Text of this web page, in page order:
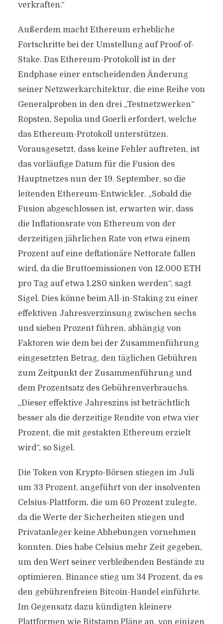
verkraften.“
Außerdem macht Ethereum erhebliche
Fortschritte bei der Umstellung auf Proof-of-
Stake. Das Ethereum-Protokoll ist in der
Endphase einer entscheidenden Änderung
seiner Netzwerkarchitektur, die eine Reihe von
Generalproben in den drei „Testnetzwerken“
Ropsten, Sepolia und Goerli erfordert, welche
das Ethereum-Protokoll unterstützen.
Vorausgesetzt, dass keine Fehler auftreten, ist
das vorläufige Datum für die Fusion des
Hauptnetzes nun der 19. September, so die
leitenden Ethereum-Entwickler. „Sobald die
Fusion abgeschlossen ist, erwarten wir, dass
die Inflationsrate von Ethereum von der
derzeitigen jährlichen Rate von etwa einem
Prozent auf eine deflationäre Nettorate fallen
wird, da die Bruttoemissionen von 12.000 ETH
pro Tag auf etwa 1.280 sinken werden“, sagt
Sigel. Dies könne beim All-in-Staking zu einer
effektiven Jahresverzinsung zwischen sechs
und sieben Prozent führen, abhängig von
Faktoren wie dem bei der Zusammenführung
eingesetzten Betrag, den täglichen Gebühren
zum Zeitpunkt der Zusammenführung und
dem Prozentsatz des Gebührenverbrauchs.
„Dieser effektive Jahreszins ist beträchtlich
besser als die derzeitige Rendite von etwa vier
Prozent, die mit gestakten Ethereum erzielt
wird“, so Sigel.
Die Token von Krypto-Börsen stiegen im Juli
um 33 Prozent, angeführt von der insolventen
Celsius-Plattform, die um 60 Prozent zulegte,
da die Werte der Sicherheiten stiegen und
Privatanleger keine Abhebungen vornehmen
konnten. Dies habe Celsius mehr Zeit gegeben,
um den Wert seiner verbleibenden Bestände zu
optimieren. Binance stieg um 34 Prozent, da es
den gebührenfreien Bitcoin-Handel einführte.
Im Gegensatz dazu kündigten kleinere
Plattformen wie Bitstamp Pläne an, von einigen